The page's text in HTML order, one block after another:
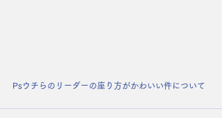
Psウチらのリーダーの座り方がかわいい件について